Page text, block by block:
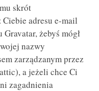
skrót
adresu e-mail
żebyś mógł
nazwy
zarządzanym przez
a jeżeli chce Ci
zagadnienia